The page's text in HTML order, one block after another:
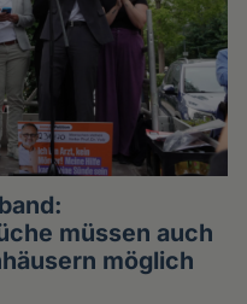
müssen auch
möglich